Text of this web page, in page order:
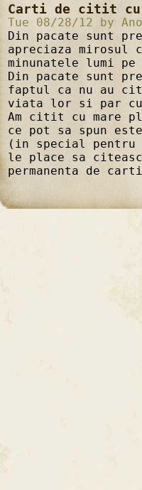
Carti de citit cu
Tue 08/28/12 by
Din pacate sunt
apreciaza
minunatele lumi
Din pacate sunt
faptul ca nu au
viata lor si par cu
Am citit cu mare
ce pot sa spun
(in special
le place sa
permanenta de